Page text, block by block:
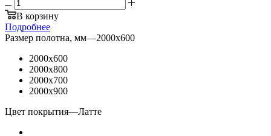
В корзину
Подробнее
Размер полотна, мм—2000x600
2000x600
2000x800
2000x700
2000x900
Цвет покрытия—Латте